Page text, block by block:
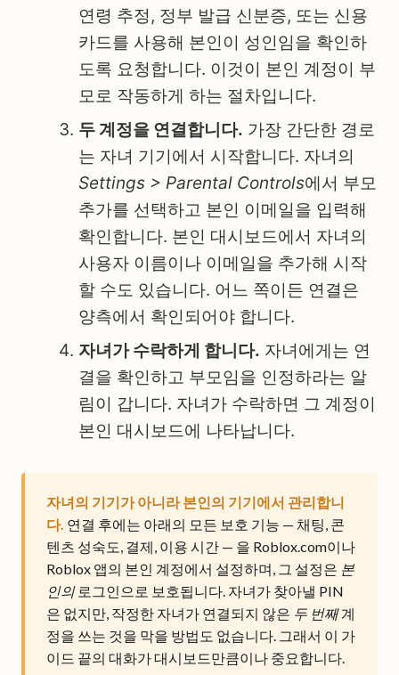
연령 추정, 정부 발급 신분증, 또는 신용
카드를 사용해 본인이 성인임을 확인하
도록 요청합니다. 이것이 본인 계정이 부
모로 작동하게 하는 절차입니다.
두 계정을 연결합니다. 가장 간단한 경로
는 자녀 기기에서 시작합니다. 자녀의
Settings > Parental Controls에서 부모
추가를 선택하고 본인 이메일을 입력해
확인합니다. 본인 대시보드에서 자녀의
사용자 이름이나 이메일을 추가해 시작
할 수도 있습니다. 어느 쪽이든 연결은
양측에서 확인되어야 합니다.
자녀가 수락하게 합니다. 자녀에게는 연
결을 확인하고 부모임을 인정하라는 알
림이 갑니다. 자녀가 수락하면 그 계정이
본인 대시보드에 나타납니다.
자녀의 기기가 아니라 본인의 기기에서 관리합니
다. 연결 후에는 아래의 모든 보호 기능 — 채팅, 콘
텐츠 성숙도, 결제, 이용 시간 — 을 Roblox.com이나
Roblox 앱의 본인 계정에서 설정하며, 그 설정은 본
인의로그인으로 보호됩니다. 자녀가 찾아낼 PIN
은 없지만, 작정한 자녀가 연결되지 않은 두 번째계
정을 쓰는 것을 막을 방법도 없습니다. 그래서 이 가
이드 끝의 대화가 대시보드만큼이나 중요합니다.